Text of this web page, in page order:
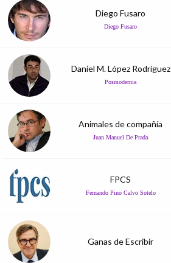
Diego Fusaro
Diego Fusaro
Daniel M. López Rodríguez
Posmodernia
Animales de compañía
Juan Manuel De Prada
FPCS
Fernando Pino Calvo Sotelo
Ganas de Escribir